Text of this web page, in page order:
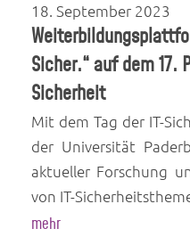
18. September 2023
Sicher.“ auf dem 17.
Sicherheit
Mit dem Tag der IT-
der Universität
aktueller Forschung
von IT-
mehr